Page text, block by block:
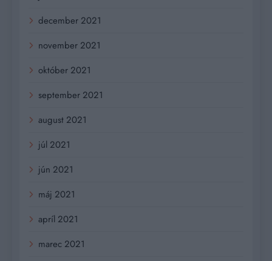
december 2021
november 2021
október 2021
september 2021
august 2021
júl 2021
jún 2021
máj 2021
apríl 2021
marec 2021